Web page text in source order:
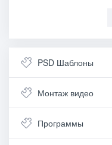
PSD Шаблоны
Монтаж видео
Программы